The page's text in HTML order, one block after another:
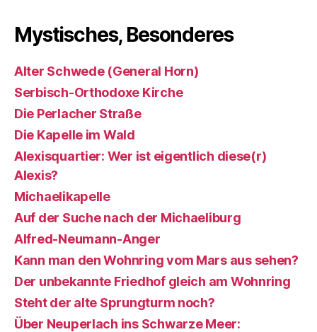
Mystisches, Besonderes
Alter Schwede (General Horn)
Serbisch-Orthodoxe Kirche
Die Perlacher Straße
Die Kapelle im Wald
Alexisquartier: Wer ist eigentlich diese(r)
Alexis?
Michaelikapelle
Auf der Suche nach der Michaeliburg
Alfred-Neumann-Anger
Kann man den Wohnring vom Mars aus sehen?
Der unbekannte Friedhof gleich am Wohnring
Steht der alte Sprungturm noch?
Über Neuperlach ins Schwarze Meer: